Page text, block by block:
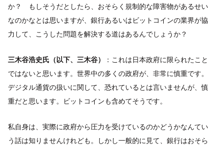
か？ もしそうだとしたら、おそらく規制的な障害物があるせい
なのかなとは思いますが、銀行あるいはビットコインの業界が協
力して、こうした問題を解決する道はあるんでしょうか？
三木谷浩史氏（以下、三木谷）
：これは日本政府に限られたこと
ではないと思います。世界中の多くの政府が、非常に慎重です。
デジタル通貨の扱いに関して、恐れているとは言いませんが、慎
重だと思います。ビットコインも含めてそうです。
私自身は、実際に政府から圧力を受けているのかどうかなんてい
う話は知りませんけれども。しかし一般的に見て、銀行はおそら